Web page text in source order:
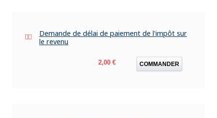
Demande de délai de paiement de l'impôt sur
le revenu
Prix
2,00 € COMMANDER